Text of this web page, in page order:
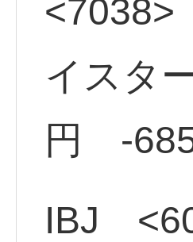
<7038>
イスタ
円 -685
IBJ